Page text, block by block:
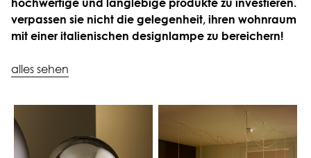
hochwertige und langlebige produkte zu investieren.
verpassen sie nicht die gelegenheit, ihren wohnraum
mit einer italienischen designlampe zu bereichern!
alles sehen